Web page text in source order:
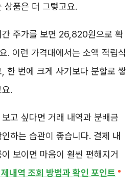
상품은 더 그렇고요.
주가를 보면 26,820원으로 확
. 이런 가격대에서는 소액 적립식
한 번에 크게 사기보다 분할로 쌓
.
고 싶다면 거래 내역과 분배금
하는 습관이 좋습니다. 결제 내
보이면 마음이 훨씬 편해지거
내역 조회 방법과 확인 포인트